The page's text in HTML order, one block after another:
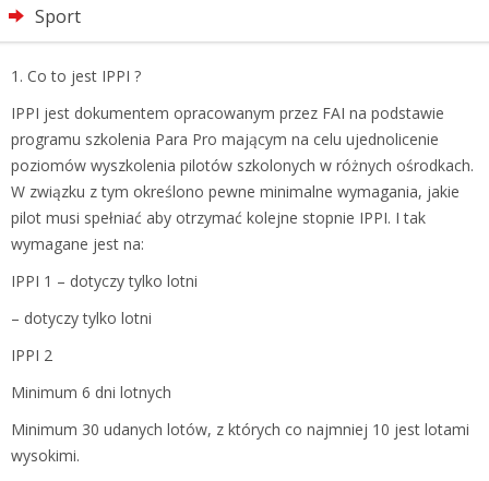
Sport
1. Co to jest IPPI ?
IPPI jest dokumentem opracowanym przez FAI na podstawie
programu szkolenia Para Pro mającym na celu ujednolicenie
poziomów wyszkolenia pilotów szkolonych w różnych ośrodkach.
W związku z tym określono pewne minimalne wymagania, jakie
pilot musi spełniać aby otrzymać kolejne stopnie IPPI. I tak
wymagane jest na:
IPPI 1 – dotyczy tylko lotni
– dotyczy tylko lotni
IPPI 2
Minimum 6 dni lotnych
Minimum 30 udanych lotów, z których co najmniej 10 jest lotami
wysokimi.